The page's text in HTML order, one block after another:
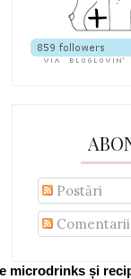
și
Postări
Comentarii